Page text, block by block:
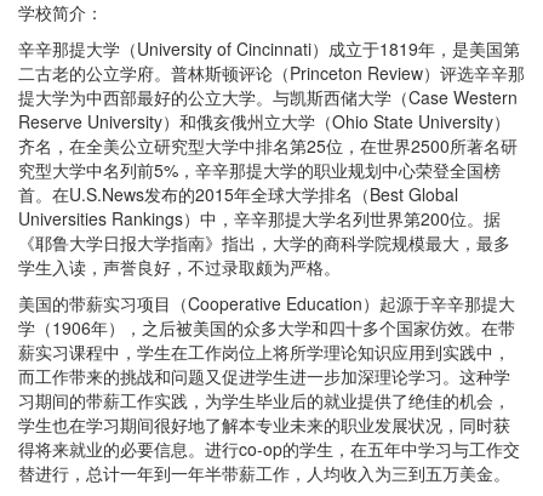
学校简介：
辛辛那提大学（University of Cincinnati）成立于1819年，是美国第
二古老的公立学府。普林斯顿评论（Princeton Review）评选辛辛那
提大学为中西部最好的公立大学。与凯斯西储大学（Case Western
Reserve University）和俄亥俄州立大学（Ohio State University）
齐名，在全美公立研究型大学中排名第25位，在世界2500所著名研
究型大学中名列前5%，辛辛那提大学的职业规划中心荣登全国榜
首。在U.S.News发布的2015年全球大学排名（Best Global
Universities Rankings）中，辛辛那提大学名列世界第200位。据
《耶鲁大学日报大学指南》指出，大学的商科学院规模最大，最多
学生入读，声誉良好，不过录取颇为严格。
美国的带薪实习项目（Cooperative Education）起源于辛辛那提大
学（1906年），之后被美国的众多大学和四十多个国家仿效。在带
薪实习课程中，学生在工作岗位上将所学理论知识应用到实践中，
而工作带来的挑战和问题又促进学生进一步加深理论学习。这种学
习期间的带薪工作实践，为学生毕业后的就业提供了绝佳的机会，
学生也在学习期间很好地了解本专业未来的职业发展状况，同时获
得将来就业的必要信息。进行co-op的学生，在五年中学习与工作交
替进行，总计一年到一年半带薪工作，人均收入为三到五万美金。